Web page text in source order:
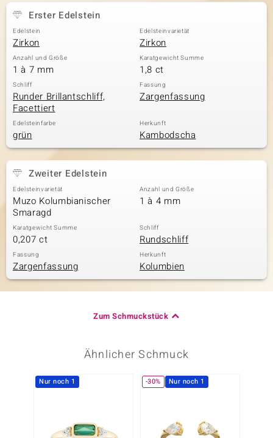
Erster Edelstein
Edelstein
Zirkon
Edelsteinvarietät
Zirkon
Anzahl und Größe
1 à 7 mm
Karatgewicht Summe
1,8 ct
Schliff
Runder Brillantschliff,
Facettiert
Fassung
Zargenfassung
Edelsteinfarbe
grün
Herkunft
Kambodscha
Zweiter Edelstein
Edelsteinvarietät
Muzo Kolumbianischer
Smaragd
Anzahl und Größe
1 à 4 mm
Karatgewicht Summe
0,207 ct
Schliff
Rundschliff
Fassung
Zargenfassung
Herkunft
Kolumbien
Zum Schmuckstück
Ähnlicher Schmuck
Nur noch 1 -30% Nur noch 1